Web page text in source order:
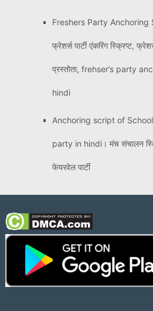
Freshers Party Anchoring
फ्रेशर्स पार्टी एंकरिंग स्क्रिप्ट,
प्रस्तोता, frehser’s party
hindi
Anchoring script of
party in hindi। मंच संचालन
फेयरवेल पार्टी